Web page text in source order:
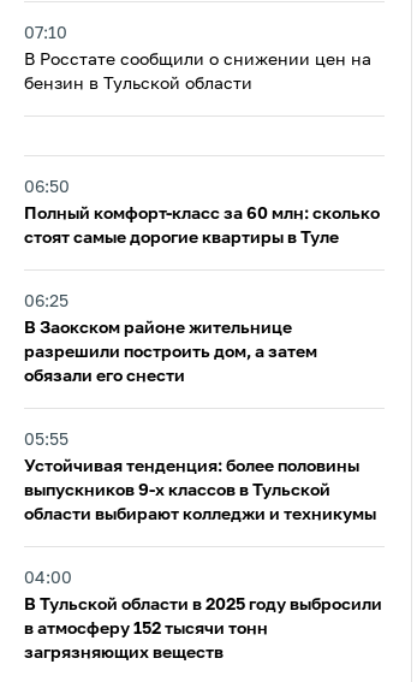
07:10
В Росстате сообщили о снижении цен на
бензин в Тульской области
06:50
Полный комфорт-класс за 60 млн: сколько
стоят самые дорогие квартиры в Туле
06:25
В Заокском районе жительнице
разрешили построить дом, а затем
обязали его снести
05:55
Устойчивая тенденция: более половины
выпускников 9‑х классов в Тульской
области выбирают колледжи и техникумы
04:00
В Тульской области в 2025 году выбросили
в атмосферу 152 тысячи тонн
загрязняющих веществ